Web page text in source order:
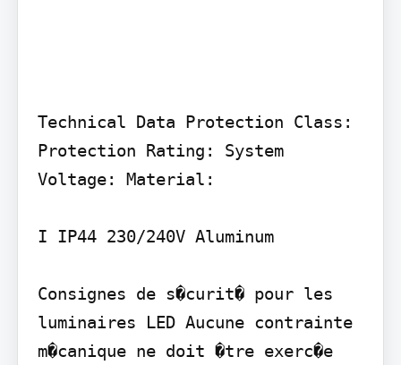
Technical Data Protection Class:
Protection Rating: System
Voltage: Material:
I IP44 230/240V Aluminum
Consignes de s�curit� pour les
luminaires LED Aucune contrainte
m�canique ne doit �tre exerc�e